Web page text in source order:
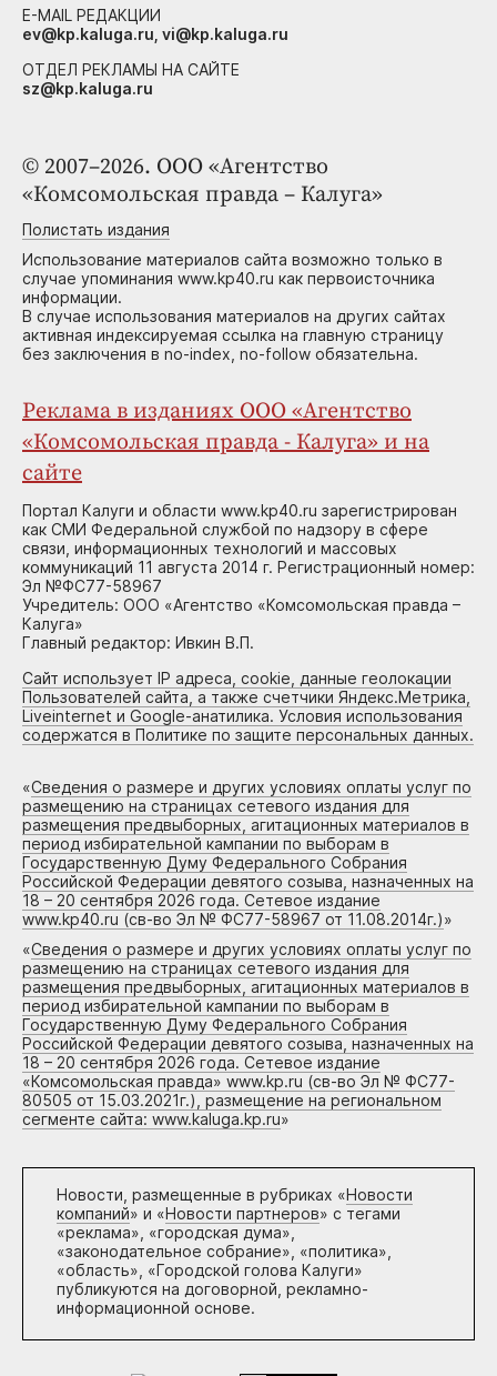
© 2007–2026. ООО «Агентство
«Комсомольская правда – Калуга»
Полистать издания
Использование материалов сайта возможно только в
случае упоминания www.kp40.ru как первоисточника
информации.
В случае использования материалов на других сайтах
активная индексируемая ссылка на главную страницу
без заключения в no-index, no-follow обязательна.
Реклама в изданиях ООО «Агентство
«Комсомольская правда - Калуга» и на
сайте
Портал Калуги и области www.kp40.ru зарегистрирован
как СМИ Федеральной службой по надзору в сфере
связи, информационных технологий и массовых
коммуникаций 11 августа 2014 г. Регистрационный номер:
Эл №ФС77-58967
Учредитель: ООО «Агентство «Комсомольская правда –
Калуга»
Главный редактор: Ивкин В.П.
Сайт использует IP адреса, cookie, данные геолокации
Пользователей сайта, а также счетчики Яндекс.Метрика,
Liveinternet и Google-анатилика. Условия использования
содержатся в Политике по защите персональных данных.
«Сведения о размере и других условиях оплаты услуг по
размещению на страницах сетевого издания для
размещения предвыборных, агитационных материалов в
период избирательной кампании по выборам в
Государственную Думу Федерального Собрания
Российской Федерации девятого созыва, назначенных на
18 – 20 сентября 2026 года. Сетевое издание
www.kp40.ru (св-во Эл № ФС77-58967 от 11.08.2014г.)»
«Сведения о размере и других условиях оплаты услуг по
размещению на страницах сетевого издания для
размещения предвыборных, агитационных материалов в
период избирательной кампании по выборам в
Государственную Думу Федерального Собрания
Российской Федерации девятого созыва, назначенных на
18 – 20 сентября 2026 года. Сетевое издание
«Комсомольская правда» www.kp.ru (св-во Эл № ФС77-
80505 от 15.03.2021г.), размещение на региональном
сегменте сайта: www.kaluga.kp.ru»
Новости, размещенные в рубриках «Новости
компаний» и «Новости партнеров» с тегами
«реклама», «городская дума»,
«законодательное собрание», «политика»,
«область», «Городской голова Калуги»
публикуются на договорной, рекламно-
информационной основе.
E-MAIL РЕДАКЦИИ
ev@kp.kaluga.ru, vi@kp.kaluga.ru
ОТДЕЛ РЕКЛАМЫ НА САЙТЕ
sz@kp.kaluga.ru